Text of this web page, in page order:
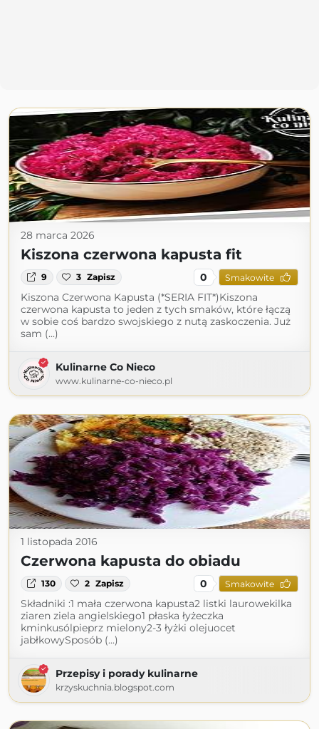
28 marca 2026
Kiszona czerwona kapusta fit
9 3 Zapisz 0 Smakowite
Kiszona Czerwona Kapusta (*SERIA FIT*)Kiszona
czerwona kapusta to jeden z tych smaków, które łączą
w sobie coś bardzo swojskiego z nutą zaskoczenia. Już
sam (...)
Kulinarne Co Nieco
www.kulinarne-co-nieco.pl
1 listopada 2016
Czerwona kapusta do obiadu
130 2 Zapisz 0 Smakowite
Składniki :1 mała czerwona kapusta2 listki laurowekilka
ziaren ziela angielskiego1 płaska łyżeczka
kminkusólpieprz mielony2-3 łyżki olejuocet
jabłkowySposób (...)
Przepisy i porady kulinarne
krzyskuchnia.blogspot.com